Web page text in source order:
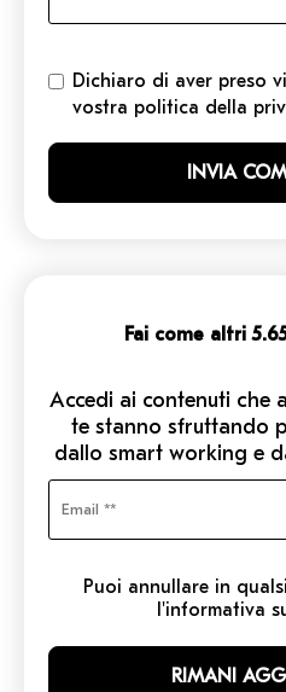
Dichiaro di aver preso
vostra politica della
Fai come altri
Accedi ai contenuti che
te stanno sfruttando
dallo smart working e
Puoi annullare in
l'informativa